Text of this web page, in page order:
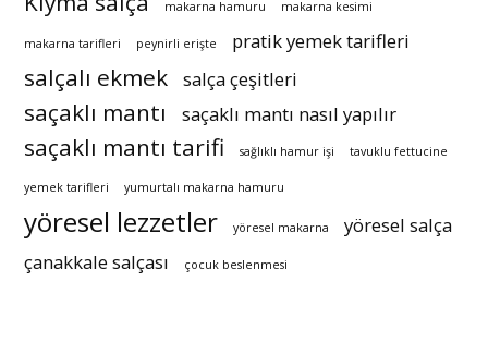
makarna hamuru makarna kesimi
makarna tarifleri peynirli erişte pratik yemek tarifleri
salçalı ekmek salça çeşitleri
saçaklı mantı saçaklı mantı nasıl yapılır
saçaklı mantı tarifi sağlıklı hamur işi tavuklu fettucine
yemek tarifleri yumurtalı makarna hamuru
yöresel lezzetler yöresel makarna
yöresel salça
çanakkale salçası
çocuk beslenmesi